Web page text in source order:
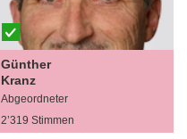
Günther
Kranz
Abgeordneter
2’319 Stimmen